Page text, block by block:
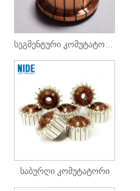
საბურღი კომუტატორი